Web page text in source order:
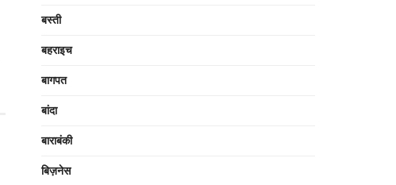
बस्ती
बहराइच
बागपत
बांदा
बाराबंकी
बिज़नेस